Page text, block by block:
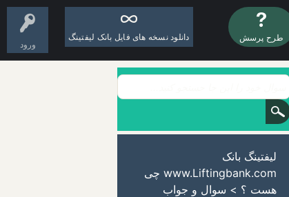
ورود
طرح پرسش دانلود نسخه های فایل بانک لیفتینگ
لیفتینگ بانک
www.Liftingbank.com چی
هست ؟ > سوال و جواب